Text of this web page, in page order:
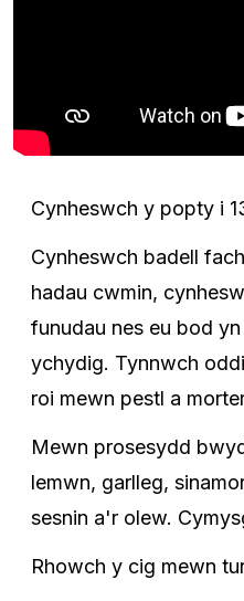
Cynheswch y popty i
Cynheswch badell
hadau cwmin,
funudau nes eu bod
ychydig. Tynnwch
roi mewn pestl a
Mewn prosesydd
lemwn, garlleg,
sesnin a'r olew.
Rhowch y cig mewn